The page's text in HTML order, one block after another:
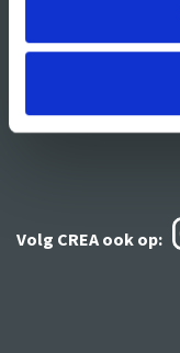
Volg CREA ook op: